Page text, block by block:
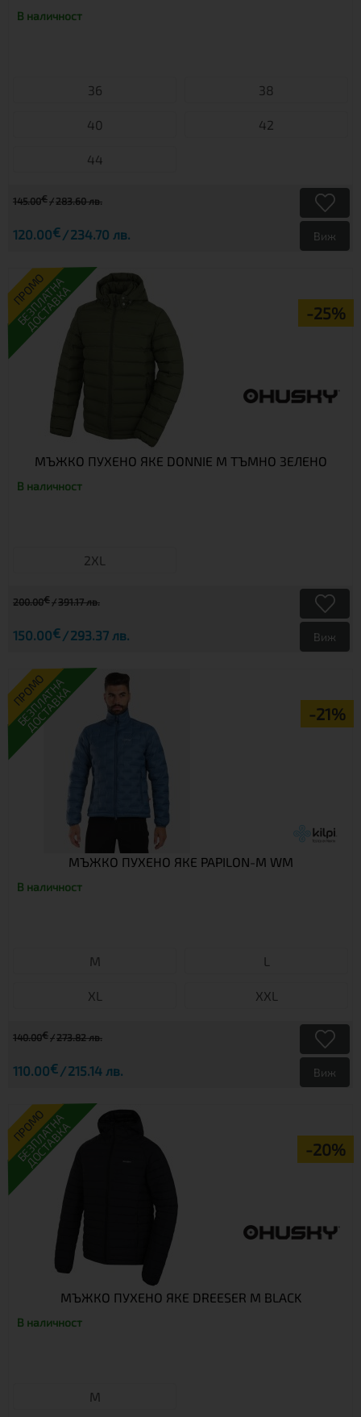
В наличност
36 38
40 42
44
145.00€ 283.60 лв.
120.00€ 234.70 лв. Виж
ПРОМО
-25%
БЕЗПЛАТНА
ДОСТАВКА
МЪЖКО ПУХЕНО ЯКЕ DONNIE M ТЪМНО ЗЕЛЕНО
В наличност
2XL
200.00€ 391.17 лв.
150.00€ 293.37 лв. Виж
ПРОМО
-21%
БЕЗПЛАТНА
ДОСТАВКА
МЪЖКО ПУХЕНО ЯКЕ PAPILON-M WM
В наличност
М L
XL XXL
140.00€ 273.82 лв.
110.00€ 215.14 лв. Виж
ПРОМО
-20%
БЕЗПЛАТНА
ДОСТАВКА
МЪЖКО ПУХЕНО ЯКЕ DREESER M BLACK
В наличност
М